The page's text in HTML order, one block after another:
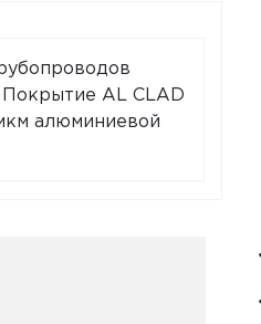
AL CLAD
алюминиевой